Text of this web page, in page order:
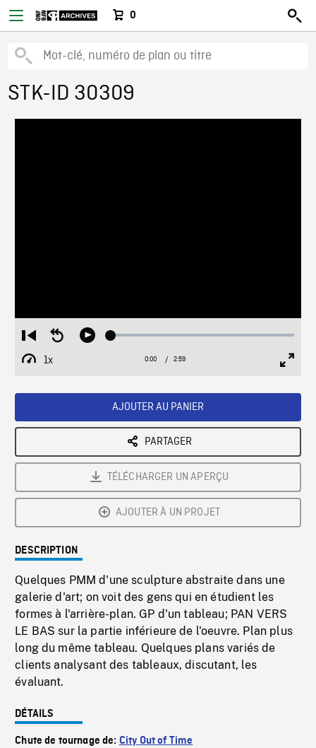
0
STK-ID 30309
Restart
from
beginning
Seek
Play Loaded:
1x
Playback
Current
0:00 / Duration
2:59
AJOUTER AU PANIER
PARTAGER
TÉLÉCHARGER UN APERÇU
AJOUTER À UN PROJET
DESCRIPTION
Quelques PMM d'une sculpture abstraite dans une
galerie d'art; on voit des gens qui en étudient les
formes à l'arrière-plan. GP d'un tableau; PAN VERS
LE BAS sur la partie inférieure de l'oeuvre. Plan plus
long du même tableau. Quelques plans variés de
clients analysant des tableaux, discutant, les
évaluant.
DÉTAILS
Chute de tournage de: City Out of Time